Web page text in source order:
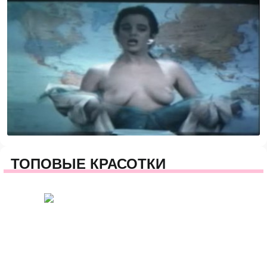
ТОПОВЫЕ КРАСОТКИ